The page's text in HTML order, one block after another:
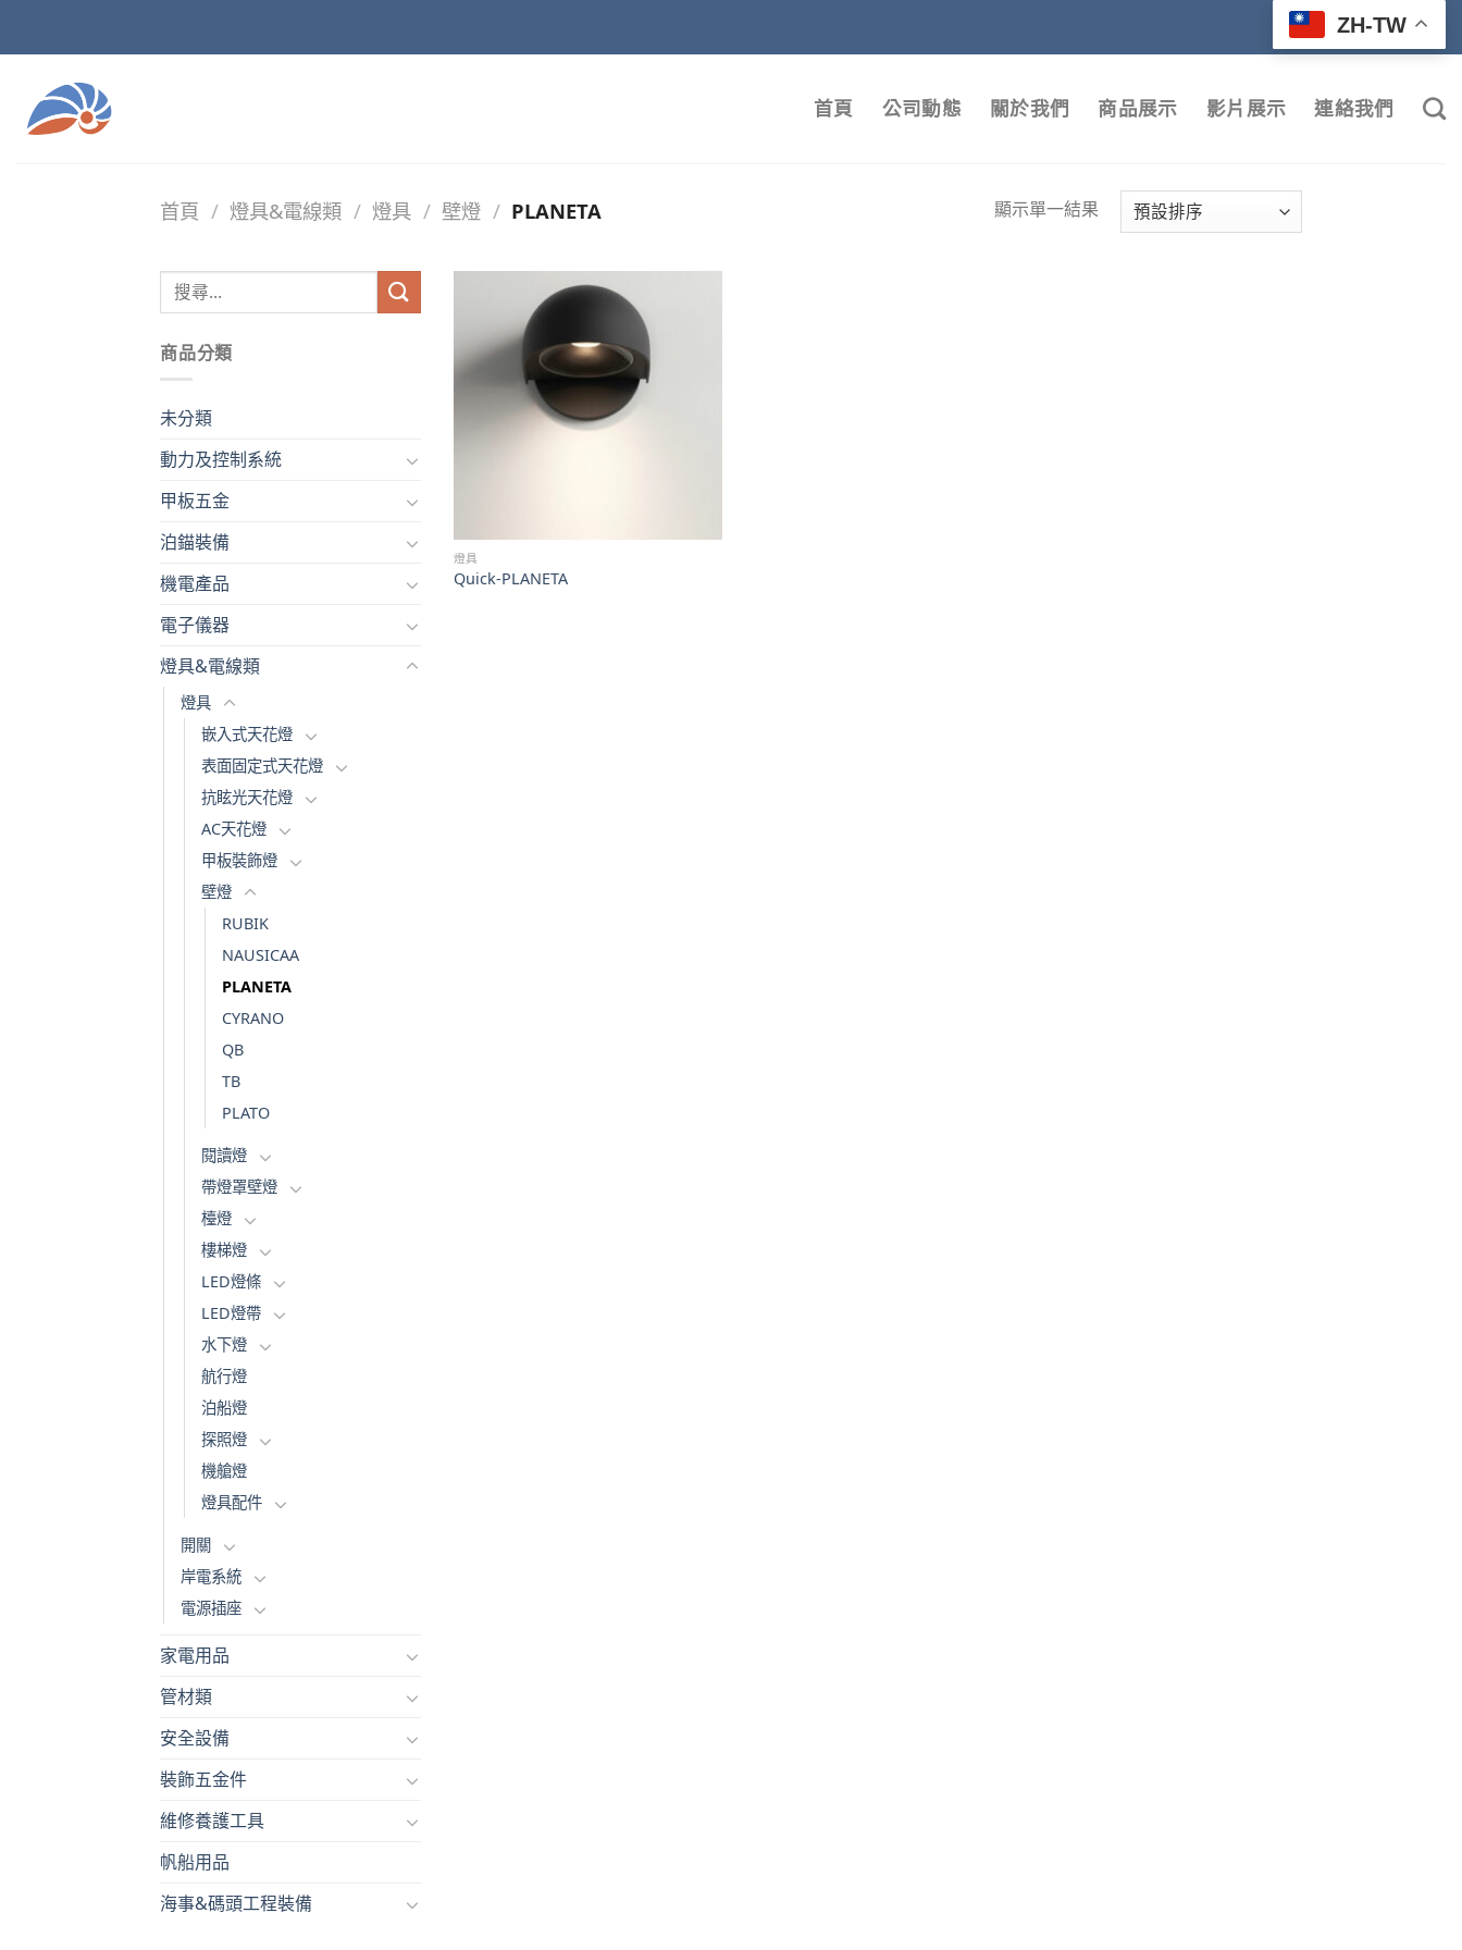
ZH-TW
首頁 公司動態 關於我們 商品展示 影片展示 連絡我們
首頁 / 燈具&電線類 / 燈具 / 壁燈 / PLANETA 顯示單一結果
商品分類
未分類
動力及控制系統
甲板五金
泊錨裝備
機電產品
電子儀器
燈具&電線類
燈具
嵌入式天花燈
表面固定式天花燈
抗眩光天花燈
AC天花燈
甲板裝飾燈
壁燈
RUBIK
NAUSICAA
PLANETA
CYRANO
QB
TB
PLATO
閱讀燈
帶燈罩壁燈
檯燈
樓梯燈
LED燈條
LED燈帶
水下燈
航行燈
泊船燈
探照燈
機艙燈
燈具配件
開關
岸電系統
電源插座
家電用品
管材類
安全設備
裝飾五金件
維修養護工具
帆船用品
海事&碼頭工程裝備
燈具
Quick-PLANETA